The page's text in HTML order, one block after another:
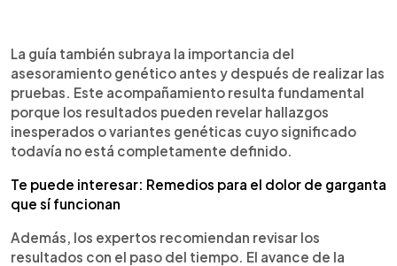
La guía también subraya la importancia del
asesoramiento genético antes y después de realizar las
pruebas. Este acompañamiento resulta fundamental
porque los resultados pueden revelar hallazgos
inesperados o variantes genéticas cuyo significado
todavía no está completamente definido.
Te puede interesar: Remedios para el dolor de garganta
que sí funcionan
Además, los expertos recomiendan revisar los
resultados con el paso del tiempo. El avance de la